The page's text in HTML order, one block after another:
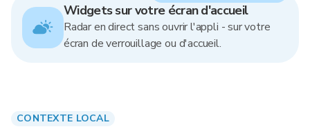
Widgets sur votre écran d'accueil
Radar en direct sans ouvrir l'appli - sur votre
écran de verrouillage ou d'accueil.
CONTEXTE LOCAL